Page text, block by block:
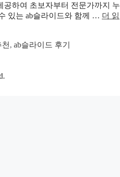
하여 초보자부터 전문가까지 누
있는 ab슬라이드와 함께 … 더 읽
, ab슬라이드 후기